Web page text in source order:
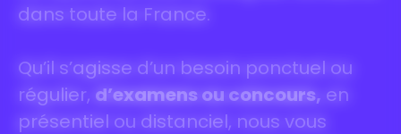
dans toute la France.
Qu’il s’agisse d’un besoin ponctuel ou
régulier, d’examens ou concours, en
présentiel ou distanciel, nous vous